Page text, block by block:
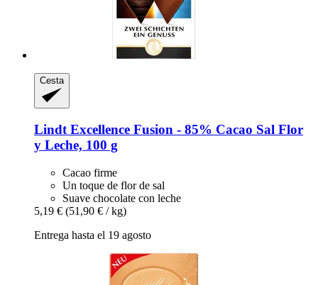
Cesta
Lindt Excellence Fusion -​ 85% Cacao Sal Flor
y Leche, 100 g
Cacao firme
Un toque de flor de sal
Suave chocolate con leche
5,19 € (51,90 € / kg)
Entrega hasta el 19 agosto